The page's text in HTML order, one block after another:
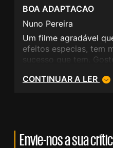
BOA ADAPTACAO
Nuno Pereira
Um filme agradável
efeitos especias, tem
sucesso que tem.
CONTINUAR A LER
Envie-nos a sua